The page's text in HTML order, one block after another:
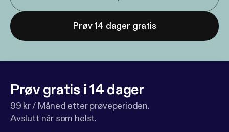
Prøv 14 dager gratis
Prøv gratis i 14 dager
99 kr / Måned etter prøveperioden.
Avslutt når som helst.